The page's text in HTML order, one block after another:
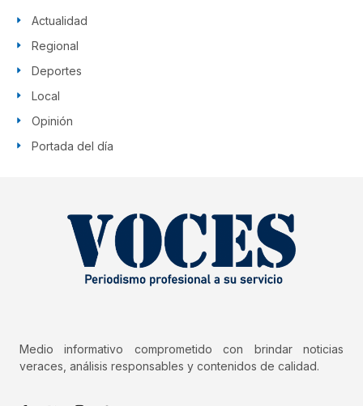
Actualidad
Regional
Deportes
Local
Opinión
Portada del día
Medio informativo comprometido con brindar noticias
veraces, análisis responsables y contenidos de calidad.